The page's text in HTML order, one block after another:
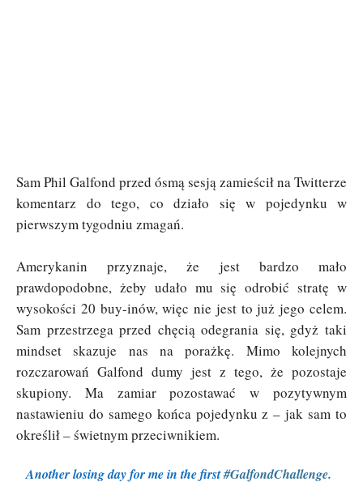
Sam Phil Galfond przed ósmą sesją zamieścił na Twitterze
komentarz do tego, co działo się w pojedynku w
pierwszym tygodniu zmagań.
Amerykanin przyznaje, że jest bardzo mało
prawdopodobne, żeby udało mu się odrobić stratę w
wysokości 20 buy-inów, więc nie jest to już jego celem.
Sam przestrzega przed chęcią odegrania się, gdyż taki
mindset skazuje nas na porażkę. Mimo kolejnych
rozczarowań Galfond dumy jest z tego, że pozostaje
skupiony. Ma zamiar pozostawać w pozytywnym
nastawieniu do samego końca pojedynku z – jak sam to
określił – świetnym przeciwnikiem.
Another losing day for me in the first#GalfondChallenge.